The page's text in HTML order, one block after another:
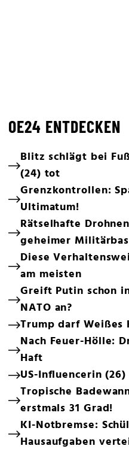
OE24 ENTDECKEN
Blitz schlägt bei
(24) tot
Grenzkontrollen:
Ultimatum!
Rätselhafte
geheimer
Diese
am meisten
Greift Putin schon
NATO an?
Trump darf Weißes
Nach Feuer-Hölle:
Haft
US-Influencerin
Tropische
erstmals 31 Grad!
KI-Notbremse:
Hausaufgaben